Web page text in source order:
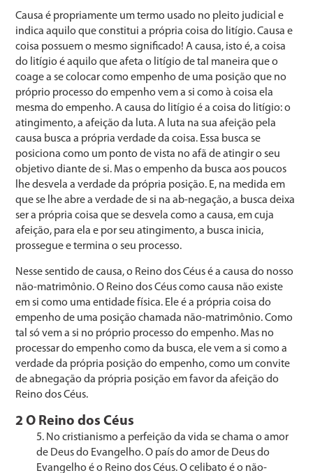
Causa é propriamente um termo usado no pleito judicial e
indica aquilo que constitui a própria coisa do litígio. Causa e
coisa possuem o mesmo significado! A causa, isto é, a coisa
do litígio é aquilo que afeta o litígio de tal ma­neira que o
coage a se colocar como empenho de uma po­sição que no
próprio processo do empenho vem a si como à coisa ela
mesma do empenho. A causa do litígio é a coisa do litígio: o
atingimento, a afeição da luta. A luta na sua afeição pela
causa busca a própria verdade da coisa. Essa busca se
posiciona como um ponto de vista no afã de atingir o seu
objetivo diante de si. Mas o em­penho da busca aos poucos
lhe desvela a verdade da pró­pria posição. E, na medida em
que se lhe abre a verdade de si na ab-negação, a busca deixa
ser a própria coisa que se desvela como a causa, em cuja
afeição, para ela e por seu atingimento, a busca inicia,
prossegue e termina o seu processo.
Nesse sentido de causa, o Reino dos Céus é a causa do nosso
não-matrimônio. O Reino dos Céus como cau­sa não existe
em si como uma entidade física. Ele é a própria coisa do
empenho de uma posição chamada não-matrimônio. Como
tal só vem a si no próprio processo do empenho. Mas no
processar do empenho como da busca, ele vem a si como a
verdade da própria posição do em­penho, como um convite
de abnegação da própria posição em favor da afeição do
Reino dos Céus.
2 O Reino dos Céus
No cristianismo a perfeição da vida se chama o amor
de Deus do Evangelho. O país do amor de Deus do
Evange­lho é o Reino dos Céus. O celibato é o não-